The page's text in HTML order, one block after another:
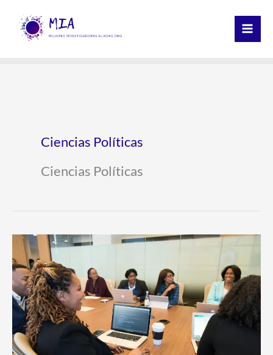
contenido
Ciencias Políticas
Ciencias Políticas
INNTED
2025:
Un
espacio
internacional
para
repensar